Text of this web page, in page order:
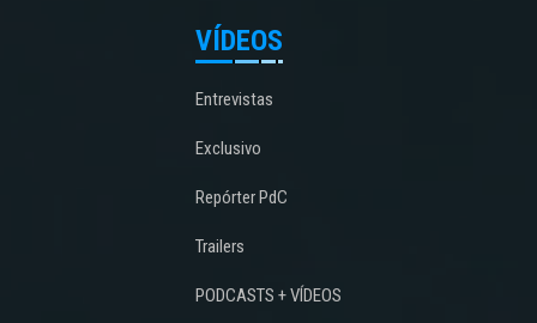
VÍDEOS
Entrevistas
Exclusivo
Repórter PdC
Trailers
PODCASTS + VÍDEOS